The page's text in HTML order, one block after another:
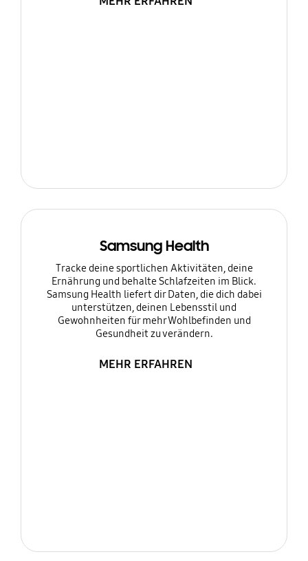
Samsung Health
Tracke deine sportlichen Aktivitäten, deine
Ernährung und behalte Schlafzeiten im Blick.
Samsung Health liefert dir Daten, die dich dabei
unterstützen, deinen Lebensstil und
Gewohnheiten für mehr Wohlbefinden und
Gesundheit zu verändern.
MEHR ERFAHREN